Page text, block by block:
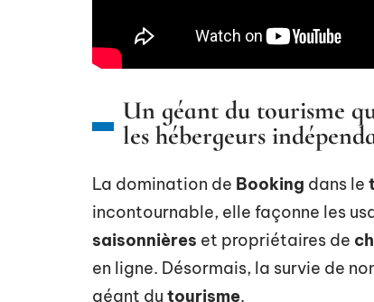
Un géant du tourisme
les hébergeurs
La domination de Booking dans le
incontournable, elle façonne les
saisonnières et propriétaires de
en ligne. Désormais, la survie de
géant du tourisme.